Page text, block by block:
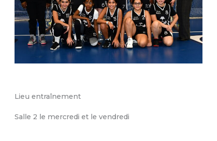
Lieu entraînement
Salle 2 le mercredi et le vendredi